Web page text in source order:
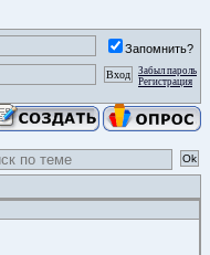
Запомнить?
Забыл пароль
Регистрация